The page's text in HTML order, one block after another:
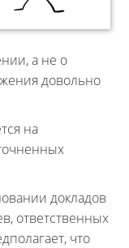
а не о
довольно
на
докладов
ответственных
что